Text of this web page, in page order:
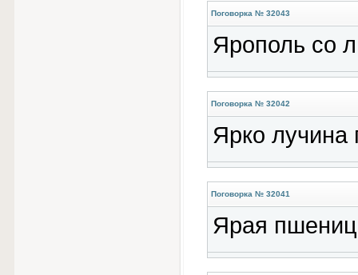
Поговорка № 32043
Ярополь со
Поговорка № 32042
Ярко лучина
Поговорка № 32041
Ярая